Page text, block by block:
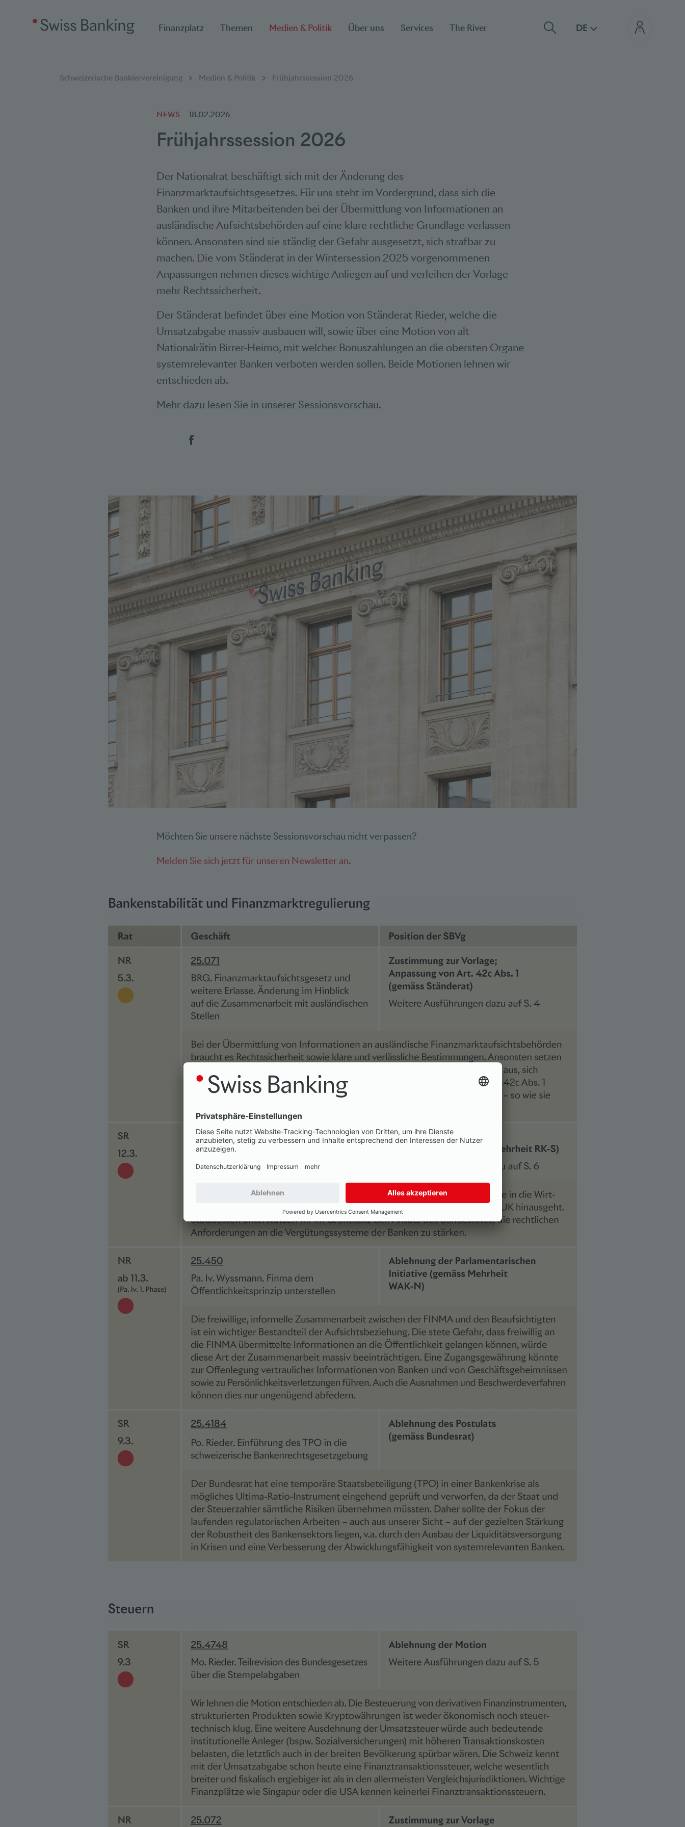
Finanzplatz Themen Medien & Politik Über uns Services The River DE
Breadcrumbnavigation
Sie befinden sich hier:
Schweizerische Bankiervereinigung Medien & Politik Frühjahrssession 2026
NEWS 18.02.2026
Frühjahrssession 2026
Der Nationalrat beschäftigt sich mit der Änderung des
Finanzmarktaufsichtsgesetzes. Für uns steht im Vordergrund, dass sich die
Banken und ihre Mitarbeitenden bei der Übermittlung von Informationen an
ausländische Aufsichtsbehörden auf eine klare rechtliche Grundlage verlassen
können. Ansonsten sind sie ständig der Gefahr ausgesetzt, sich strafbar zu
machen. Die vom Ständerat in der Wintersession 2025 vorgenommenen
Anpassungen nehmen dieses wichtige Anliegen auf und verleihen der Vorlage
mehr Rechtssicherheit.
Der Ständerat befindet über eine Motion von Ständerat Rieder, welche die
Umsatzabgabe massiv ausbauen will, sowie über eine Motion von alt
Nationalrätin Birrer-Heimo, mit welcher Bonuszahlungen an die obersten Organe
systemrelevanter Banken verboten werden sollen. Beide Motionen lehnen wir
entschieden ab.
Mehr dazu lesen Sie in unserer Sessionsvorschau.
Social Bookmarks
Möchten Sie unsere nächste Sessionsvorschau nicht verpassen?
Melden Sie sich jetzt für unseren Newsletter an.